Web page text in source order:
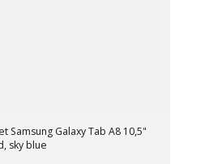
Samsung Galaxy Tab A8 10,5"
sky blue